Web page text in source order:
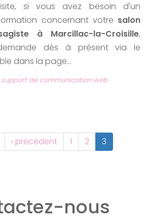
si vous avez besoin d'un
concernant votre salon
à Marcillac-la-Croisille,
dès à présent via le
dans la page...
support de communication web
‹ précédent 1 2 3
nous